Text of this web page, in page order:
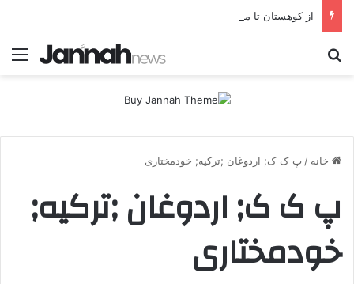
از کوهستان تا میز مذاکره؛ پژاک یک‌شبه «دموکرات» شد!
خانه / پ ک ک; اردوغان ;ترکیه; خودمختاری
پ ک ک; اردوغان ;ترکیه;
خودمختاری